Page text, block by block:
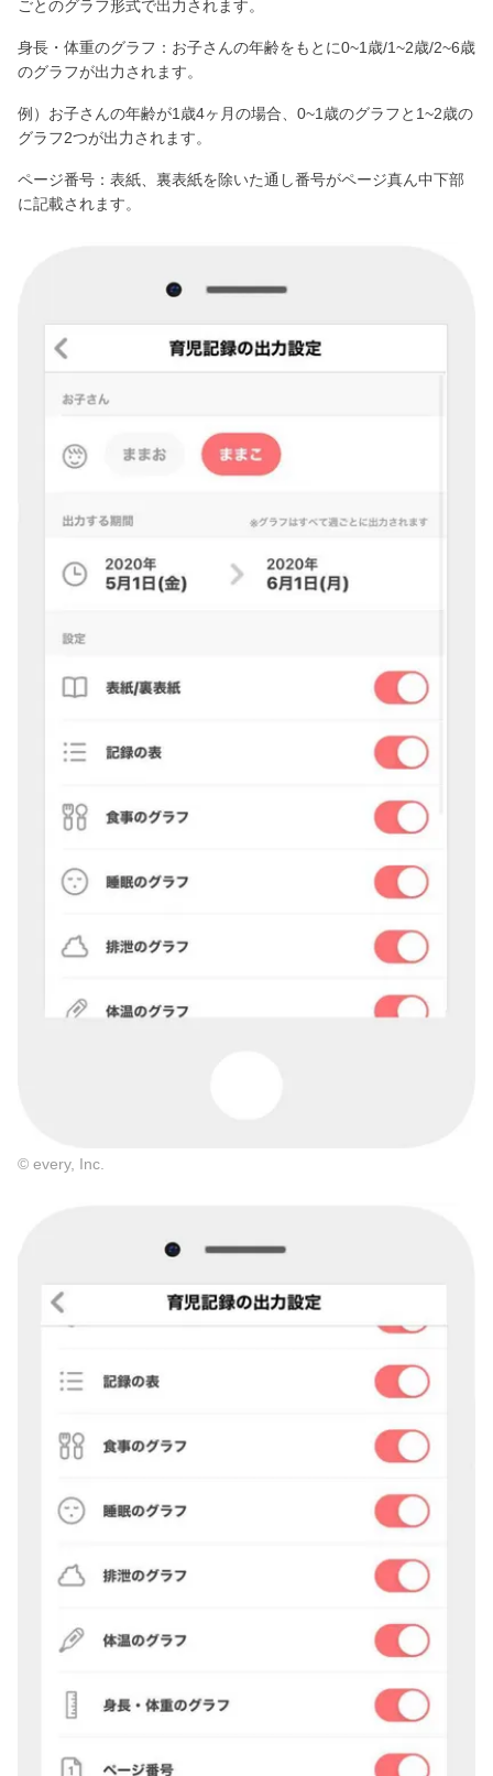
ごとのグラフ形式で出力されます。
身長・体重のグラフ：お子さんの年齢をもとに0~1歳/1~2歳/2~6歳
のグラフが出力されます。
例）お子さんの年齢が1歳4ヶ月の場合、0~1歳のグラフと1~2歳の
グラフ2つが出力されます。
ページ番号：表紙、裏表紙を除いた通し番号がページ真ん中下部
に記載されます。
© every, Inc.